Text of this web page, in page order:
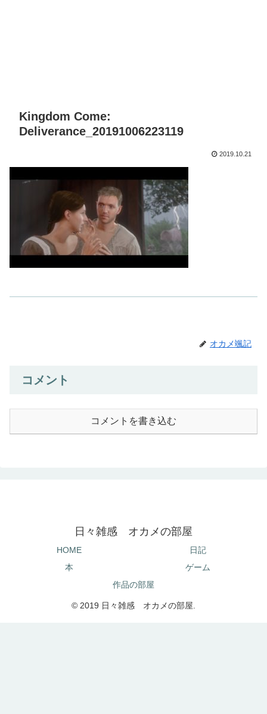
Kingdom Come:
Deliverance_20191006223119
2019.10.21
オカメ颯記
コメント
コメントを書き込む
日々雑感 オカメの部屋
HOME
日記
本
ゲーム
作品の部屋
© 2019 日々雑感 オカメの部屋.